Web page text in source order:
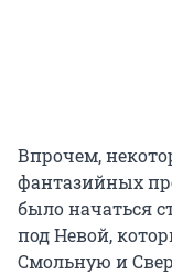
Впрочем,
фантазийных
было начаться
под Невой,
Смольную и